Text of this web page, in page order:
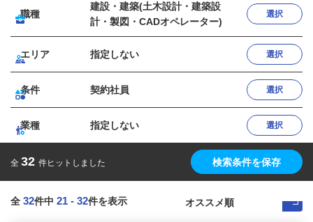
職種
建設・建築(土木設計・建築設
計・製図・CADオペレーター)
選択
エリア 指定しない 選択
条件 契約社員 選択
業種 指定しない 選択
全 32 件ヒットしました 検索条件を保存
全 32件中 21 - 32件を表示